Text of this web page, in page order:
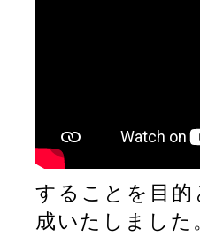
平成23年3月29日
することを目的
成いたしました